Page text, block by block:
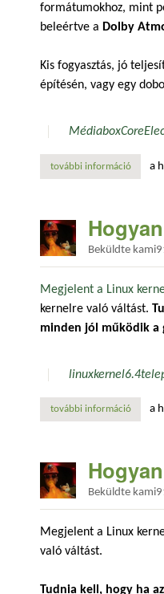
formátumokhoz, mint
beleértve a Dolby
Kis fogyasztás, jó
építésén, vagy egy
Médiabox
további információ a
Beküldte
Megjelent a Linux
kernelre való váltást.
minden jól működik a
linuxkernel6.4
további információ a
Beküldte
Megjelent a Linux
való váltást.
Tudnia kell, hogy ha